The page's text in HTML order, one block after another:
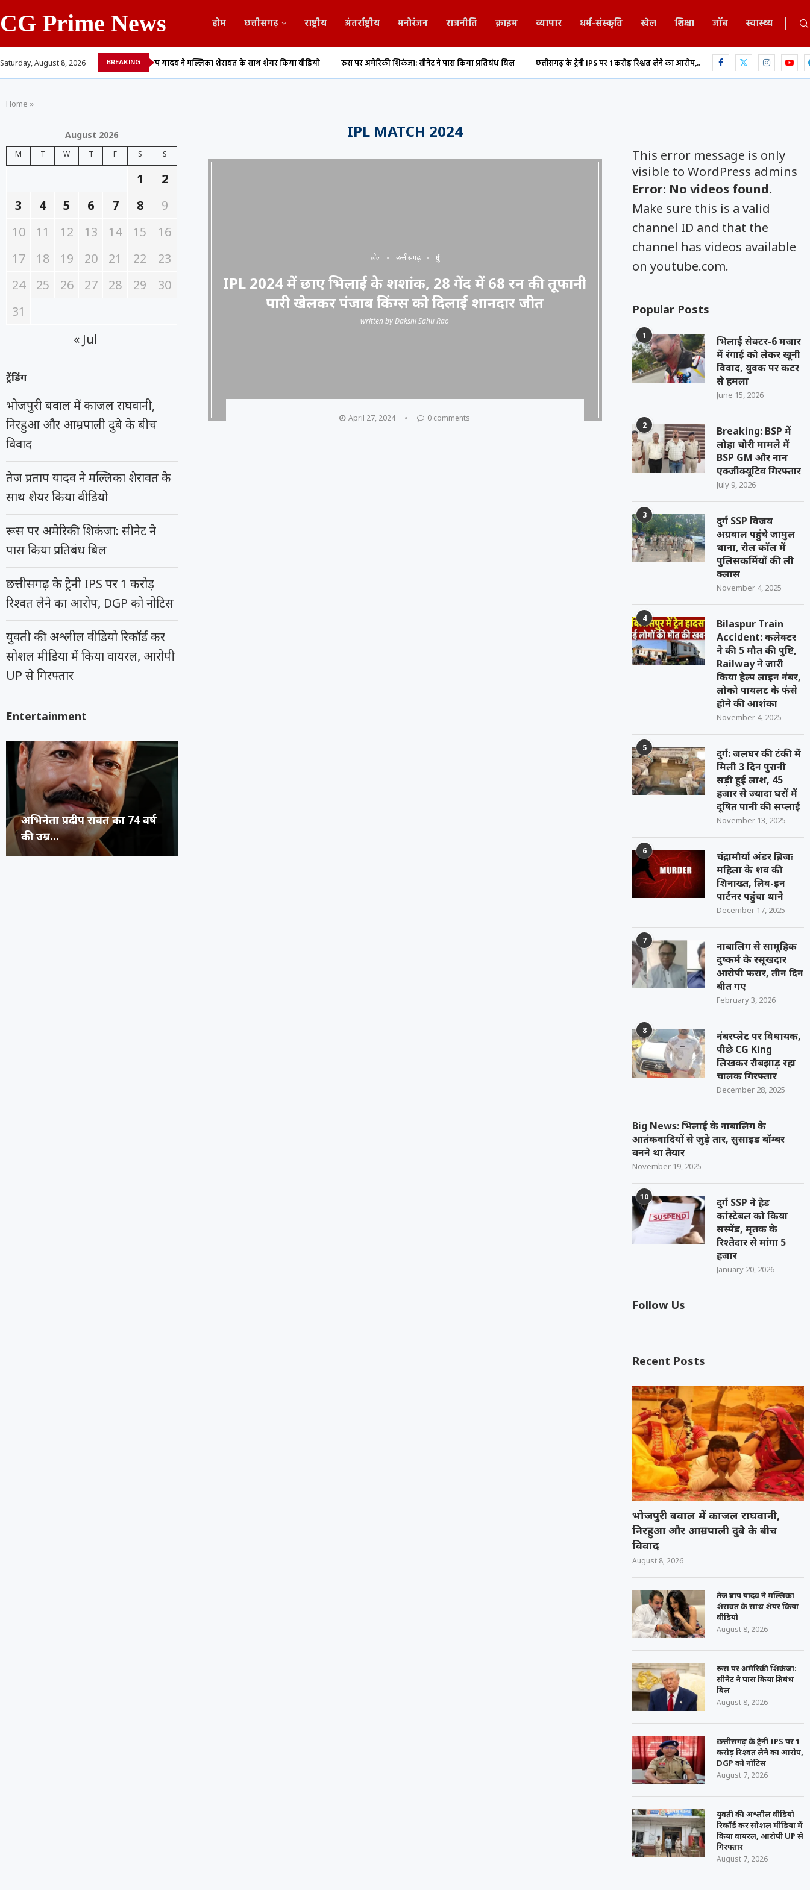
CG Prime News होम छत्तीसगढ़ राष्ट्रीय अंतर्राष्ट्रीय मनोरंजन राजनीति क्राइम व्यापार धर्म-संस्कृति खेल शिक्षा जॉब स्वास्थ्य
Saturday, August 8, 2026 BREAKING
दुबे के बीच... तेज प्रताप यादव ने मल्लिका शेरावत के साथ शेयर किया वीडियो रूस पर अमेरिकी शिकंजा: सीनेट ने पास किया प्रतिबंध बिल छत्तीसगढ़ के ट्रेनी IPS पर 1 करोड़ रिश्वत लेने का आरोप,... युवती की अश्लील वीडियो रिकॉर्ड कर सोशल
Home »
IPL MATCH 2024
खेल छत्तीसगढ़ दुर्ग
IPL 2024 में छाए भिलाई के शशांक, 28 गेंद में 68 रन की तूफानी
पारी खेलकर पंजाब किंग्स को दिलाई शानदार जीत
written byDakshi Sahu Rao
April 27, 2024 0 comments
This error message is only
visible to WordPress admins
Error: No videos found.
Make sure this is a valid
channel ID and that the
channel has videos available
on youtube.com.
Popular Posts
1
भिलाई सेक्टर-6 मजार
में रंगाई को लेकर खूनी
विवाद, युवक पर कटर
से हमला
June 15, 2026
2
Breaking: BSP में
लोहा चोरी मामले में
BSP GM और नान
एक्जीक्यूटिव गिरफ्तार
July 9, 2026
3
दुर्ग SSP विजय
अग्रवाल पहुंचे जामुल
थाना, रोल कॉल में
पुलिसकर्मियों की ली
क्लास
November 4, 2025
4
Bilaspur Train
Accident: कलेक्टर
ने की 5 मौत की पुष्टि,
Railway ने जारी
किया हेल्प लाइन नंबर,
लोको पायलट के फंसे
होने की आशंका
November 4, 2025
5
दुर्ग: जलघर की टंकी में
मिली 3 दिन पुरानी
सड़ी हुई लाश, 45
हजार से ज्यादा घरों में
दूषित पानी की सप्लाई
November 13, 2025
6
चंद्रामौर्या अंडर ब्रिजः
महिला के शव की
शिनाख्त, लिव-इन
पार्टनर पहुंचा थाने
December 17, 2025
7
नाबालिग से सामूहिक
दुष्कर्म के रसूखदार
आरोपी फरार, तीन दिन
बीत गए
February 3, 2026
8
नंबरप्लेट पर विधायक,
पीछे CG King
लिखकर रौबझाड़ रहा
चालक गिरफ्तार
December 28, 2025
Big News: भिलाई के नाबालिग के
आतंकवादियों से जुड़े तार, सुसाइड बॉम्बर
बनने था तैयार
November 19, 2025
10
दुर्ग SSP ने हेड
कांस्टेबल को किया
सस्पेंड, मृतक के
रिश्तेदार से मांगा 5
हजार
January 20, 2026
Follow Us
Recent Posts
भोजपुरी बवाल में काजल राघवानी,
निरहुआ और आम्रपाली दुबे के बीच
विवाद
August 8, 2026
तेज प्रताप यादव ने मल्लिका
शेरावत के साथ शेयर किया
वीडियो
August 8, 2026
रूस पर अमेरिकी शिकंजा:
सीनेट ने पास किया प्रतिबंध
बिल
August 8, 2026
छत्तीसगढ़ के ट्रेनी IPS पर 1
करोड़ रिश्वत लेने का आरोप,
DGP को नोटिस
August 7, 2026
युवती की अश्लील वीडियो
रिकॉर्ड कर सोशल मीडिया में
किया वायरल, आरोपी UP से
गिरफ्तार
August 7, 2026
August 2026
M T W T F S S
1
2
3
4 5 6 7 8
9
10
11 12 13 14 15
16
17
18 19 20 21 22
23
24
25 26 27 28 29
30
31
« Jul
ट्रेंडिंग
भोजपुरी बवाल में काजल राघवानी,
निरहुआ और आम्रपाली दुबे के बीच
विवाद
तेज प्रताप यादव ने मल्लिका शेरावत के
साथ शेयर किया वीडियो
रूस पर अमेरिकी शिकंजा: सीनेट ने
पास किया प्रतिबंध बिल
छत्तीसगढ़ के ट्रेनी IPS पर 1 करोड़
रिश्वत लेने का आरोप, DGP को नोटिस
युवती की अश्लील वीडियो रिकॉर्ड कर
सोशल मीडिया में किया वायरल, आरोपी
UP से गिरफ्तार
Entertainment
अभिनेता प्रदीप रावत का 74 वर्ष
की उम्र...